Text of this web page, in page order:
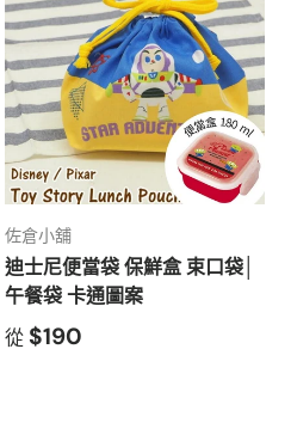
佐倉小舖
迪士尼便當袋 保鮮盒 束口袋│
午餐袋 卡通圖案
從 $190